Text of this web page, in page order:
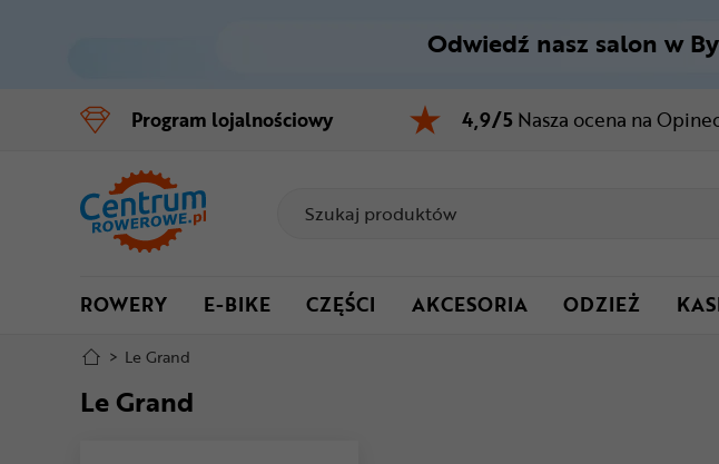
Menu główne
Filtry
Mapa strony
Odwiedź nasz salon w
Program lojalnościowy 4,9/5 Nasza ocena na
ROWERY E-BIKE CZĘŚCI AKCESORIA ODZIEŻ
> Le Grand
Le Grand